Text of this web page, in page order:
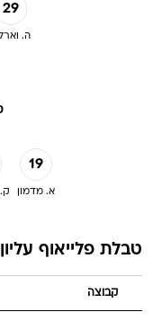
29
ה.
19
א. מדמון
טבלת פלייאוף עליון
קבוצה